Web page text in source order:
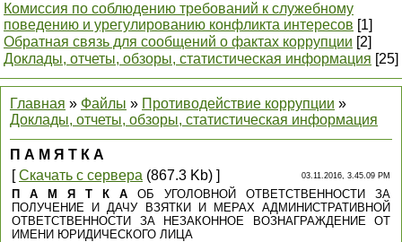
Комиссия по соблюдению требований к служебному
поведению и урегулированию конфликта интересов [1]
Обратная связь для сообщений о фактах коррупции [2]
Доклады, отчеты, обзоры, статистическая информация [25]
Главная » Файлы » Противодействие коррупции »
Доклады, отчеты, обзоры, статистическая информация
П А М Я Т К А
[Скачать с сервера (867.3 Kb) ] 03.11.2016, 3.45.09 PM
П А М Я Т К А ОБ УГОЛОВНОЙ ОТВЕТСТВЕННОСТИ ЗА
ПОЛУЧЕНИЕ И ДАЧУ ВЗЯТКИ И МЕРАХ АДМИНИСТРАТИВНОЙ
ОТВЕТСТВЕННОСТИ ЗА НЕЗАКОННОЕ ВОЗНАГРАЖДЕНИЕ ОТ
ИМЕНИ ЮРИДИЧЕСКОГО ЛИЦА